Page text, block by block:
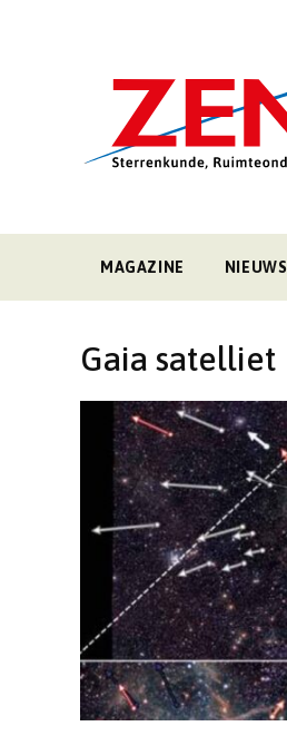
MAGAZINE NIEUWS
Gaia satelliet